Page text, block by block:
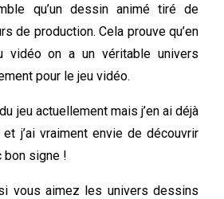
qu’un dessin animé tiré de
de production. Cela prouve qu’en
vidéo on a un véritable univers
pour le jeu vidéo.
jeu actuellement mais j’en ai déjà
j’ai vraiment envie de découvrir
bon signe !
vous aimez les univers dessins